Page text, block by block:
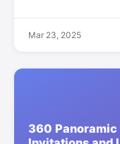
Mar 23, 2025